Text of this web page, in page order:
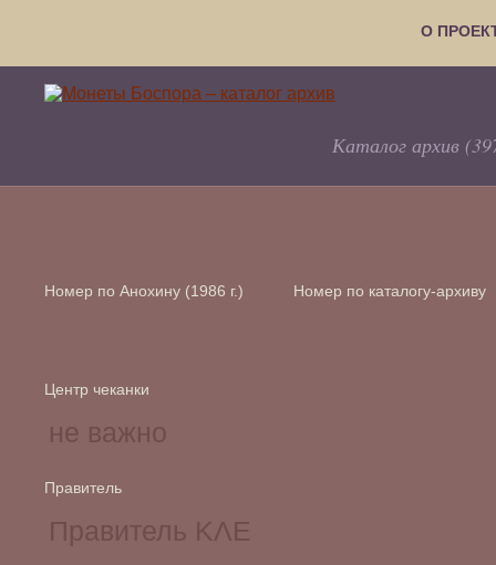
О
Каталог архив
Номер по Анохину (1986 г.) Номер по каталогу-архиву
Центр чеканки
Правитель